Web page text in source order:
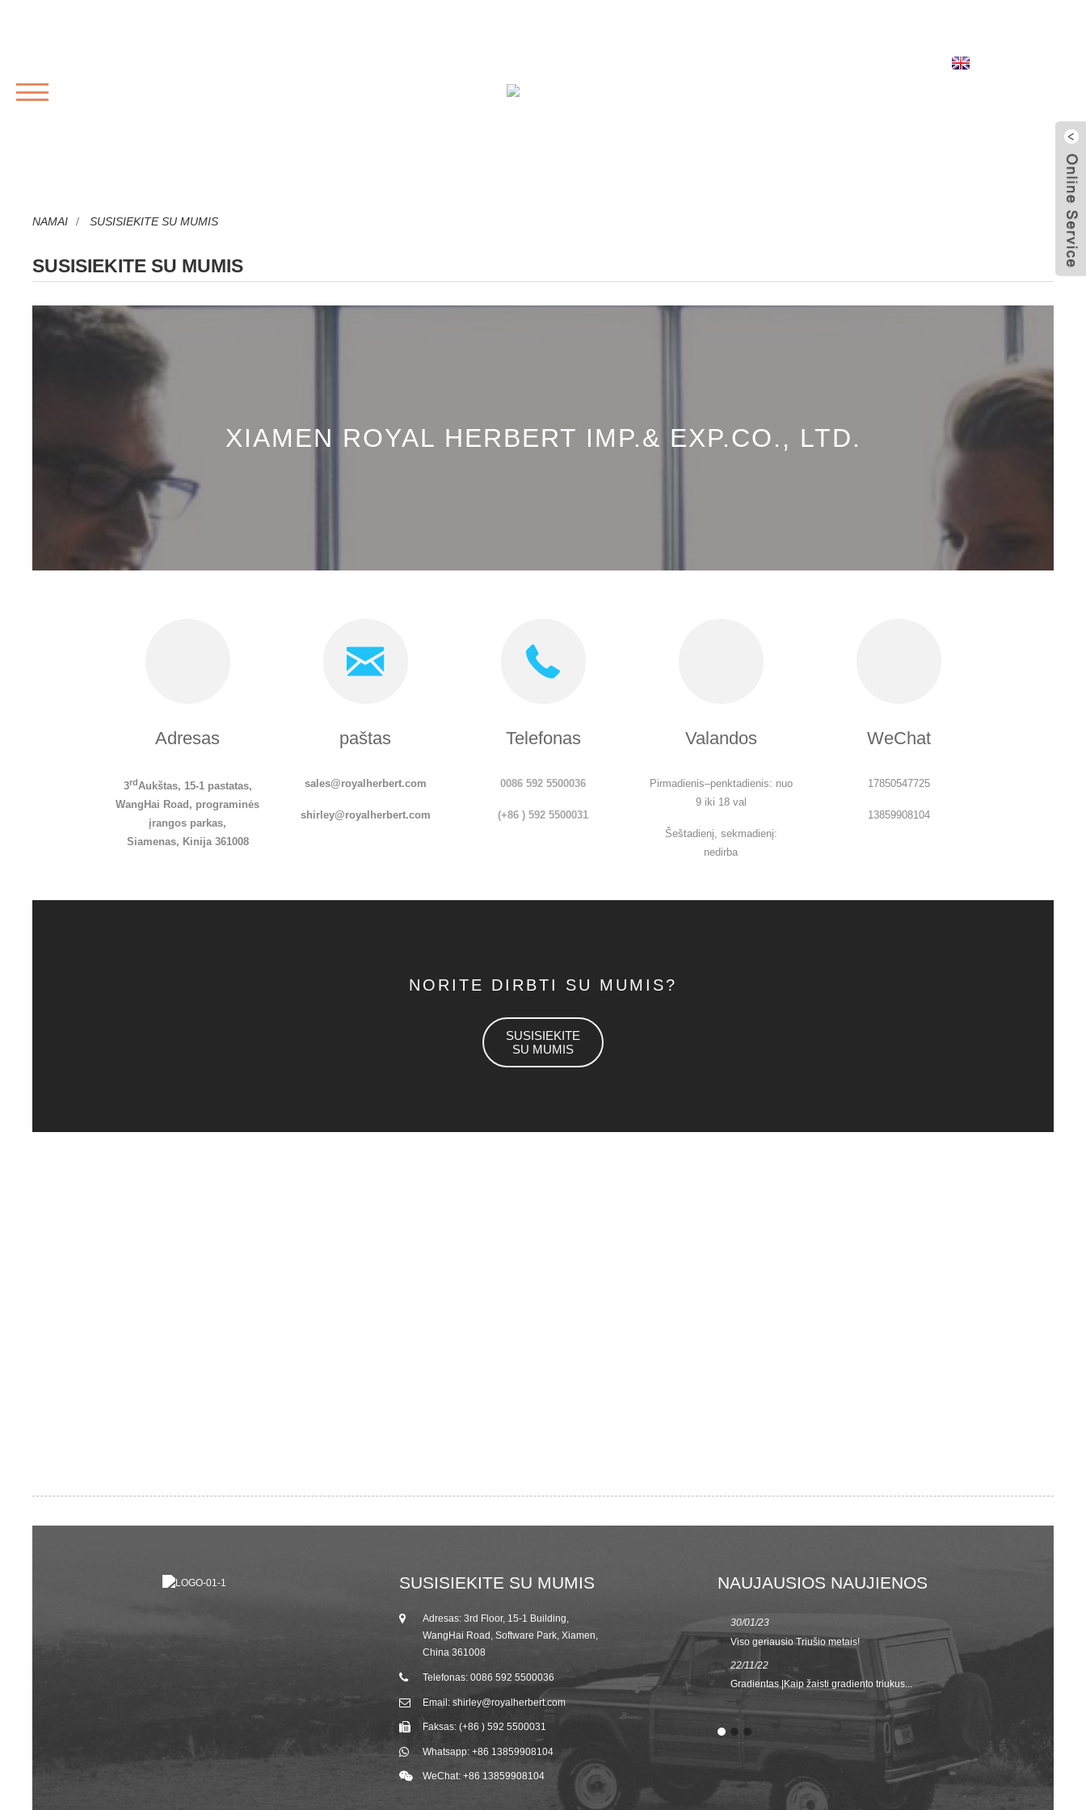
NAMAI SUSISIEKITE SU MUMIS
SUSISIEKITE SU MUMIS
XIAMEN ROYAL HERBERT IMP.& EXP.CO., LTD.
Adresas
3rdAukštas, 15-1 pastatas,
WangHai Road, programinės
įrangos parkas,
Siamenas, Kinija 361008
paštas
sales@royalherbert.com
shirley@royalherbert.com
Telefonas
0086 592 5500036
(+86 ) 592 5500031
Valandos
Pirmadienis–penktadienis: nuo
9 iki 18 val
Šeštadienį, sekmadienį:
nedirba
WeChat
17850547725
13859908104
NORITE DIRBTI SU MUMIS?
SUSISIEKITE
SU MUMIS
SUSISIEKITE SU MUMIS
Adresas: 3rd Floor, 15-1 Building,
WangHai Road, Software Park, Xiamen,
China 361008
Telefonas: 0086 592 5500036
Email: shirley@royalherbert.com
Faksas: (+86 ) 592 5500031
Whatsapp: +86 13859908104
WeChat: +86 13859908104
NAUJAUSIOS NAUJIENOS
25/10/19
2019 m. rudens Kantono mugės kvietimas
iš R...
30/01/23
Viso geriausio Triušio metais!
22/11/22
Gradientas |Kaip žaisti gradiento triukus...
Pavasario /